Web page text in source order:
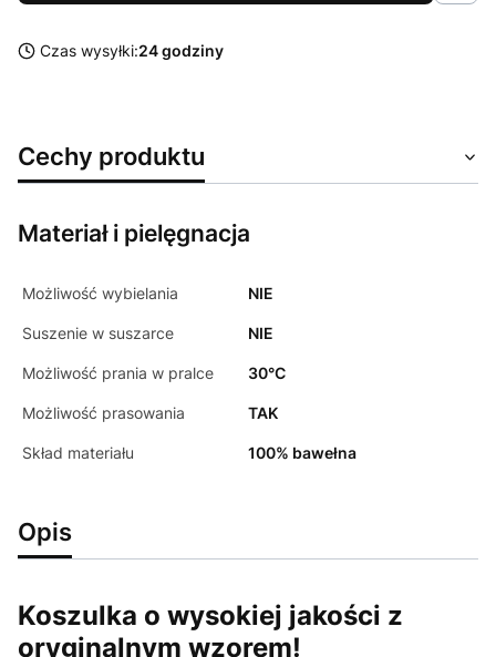
Czas wysyłki:24 godziny
Cechy produktu
Materiał i pielęgnacja
Możliwość wybielania NIE
Suszenie w suszarce NIE
Możliwość prania w pralce 30°C
Możliwość prasowania TAK
Skład materiału 100% bawełna
Opis
Koszulka o wysokiej jakości z
oryginalnym wzorem!